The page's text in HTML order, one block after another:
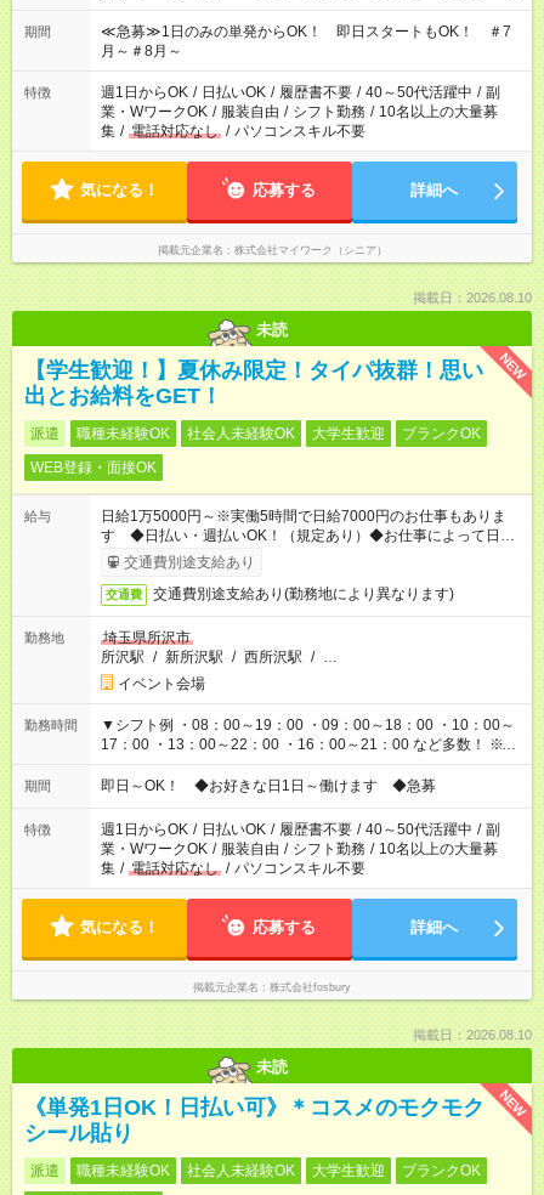
17：00～22：00 ・13：00～22：00 ・22：00～翌6：00 など
期間
≪急募≫1日のみの単発からOK！ 即日スタートもOK！ ＃7
月～＃8月～
特徴 週1日からOK / 日払いOK / 履歴書不要 / 40～50代活躍中 / 副
業・WワークOK / 服装自由 / シフト勤務 / 10名以上の大量募
集 / 電話対応なし / パソコンスキル不要
気になる！ 応募する 詳細へ
掲載元企業名 株式会社マイワーク（シニア）
掲載日：2026.08.10
未読
NEW
【学生歓迎！】夏休み限定！タイパ抜群！思い
出とお給料をGET！
派遣 職種未経験OK 社会人未経験OK 大学生歓迎
ブランクOK
WEB登録・面接OK
給与
日給1万5000円～※実働5時間で日給7000円のお仕事もありま
す ◆日払い・週払いOK！（規定あり）◆お仕事によって日給も
異なります
交通費別途支給あり
交通費 交通費別途支給あり(勤務地により異なります)
勤務地
埼玉県所沢市
所沢駅 / 新所沢駅 / 西所沢駅 / …
イベント会場
勤務時間
▼シフト例 ・08：00～19：00 ・09：00～18：00 ・10：00～
17：00 ・13：00～22：00 ・16：00～21：00 など多数！ ※お
仕事により勤務時間が異なります
期間 即日～OK！ ◆お好きな日1日～働けます ◆急募
特徴 週1日からOK / 日払いOK / 履歴書不要 / 40～50代活躍中 / 副
業・WワークOK / 服装自由 / シフト勤務 / 10名以上の大量募
集 / 電話対応なし / パソコンスキル不要
気になる！ 応募する 詳細へ
掲載元企業名 株式会社fosbury
掲載日：2026.08.10
未読
NEW
《単発1日OK！日払い可》＊コスメのモクモク
シール貼り
派遣 職種未経験OK 社会人未経験OK 大学生歓迎
ブランクOK